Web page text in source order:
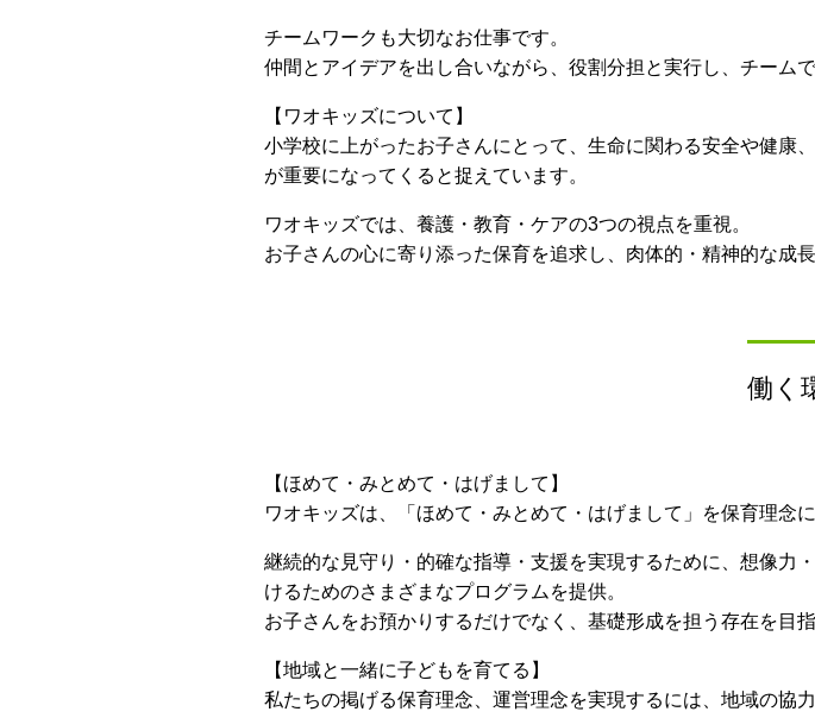
チームワークも大切なお仕事です。
仲間とアイデアを出し合いながら、役割分担と実行し、チーム
【ワオキッズについて】
小学校に上がったお子さんにとって、生命に関わる安全や健康
が重要になってくると捉えています。
ワオキッズでは、養護・教育・ケアの3つの視点を重視。
お子さんの心に寄り添った保育を追求し、肉体的・精神的な成
働く
【ほめて・みとめて・はげまして】
ワオキッズは、「ほめて・みとめて・はげまして」を保育理念に
継続的な見守り・的確な指導・支援を実現するために、想像力
けるためのさまざまなプログラムを提供。
お子さんをお預かりするだけでなく、基礎形成を担う存在を目指
【地域と一緒に子どもを育てる】
私たちの掲げる保育理念、運営理念を実現するには、地域の協力